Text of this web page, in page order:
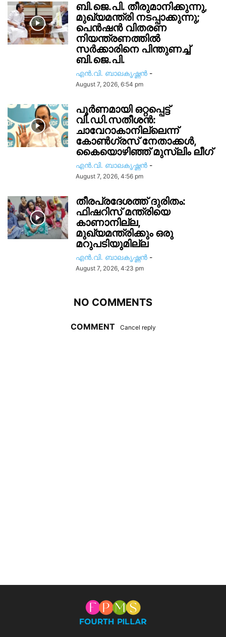
ബി.ജെ.പി. തീരുമാനിക്കുന്നു,
മുഖ്യമന്ത്രി നടപ്പാക്കുന്നു;
പെൻഷൻ വിതരണ
നിയന്ത്രണത്തിൽ
സ‍ർക്കാരിനെ പിന്തുണച്ച്
ബി.ജെ.പി.
എൻ.വി. ബാലകൃഷ്ണൻ -
August 7, 2026, 6:54 pm
പൂർണമായി ഒറ്റപ്പെട്ട്
വി.ഡി.സതീശൻ:
ചാവേറാകാനില്ലെന്ന്
കോൺഗ്രസ് നേതാക്കൾ,
കൈയൊഴിഞ്ഞ് മുസ്ലിം ലീഗ്
എൻ.വി. ബാലകൃഷ്ണൻ -
August 7, 2026, 4:56 pm
തീരപ്രദേശത്ത് ദുരിതം:
ഫിഷറിസ്‌ മന്ത്രിയെ
കാണാനില്ല,
മുഖ്യമന്ത്രിക്കും ഒരു
മറുപടിയുമില്ല
എൻ.വി. ബാലകൃഷ്ണൻ -
August 7, 2026, 4:23 pm
NO COMMENTS
COMMENT Cancel reply